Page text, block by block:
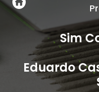
Sim
Eduardo